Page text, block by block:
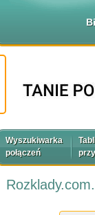
Wyszukiwarka
połączeń